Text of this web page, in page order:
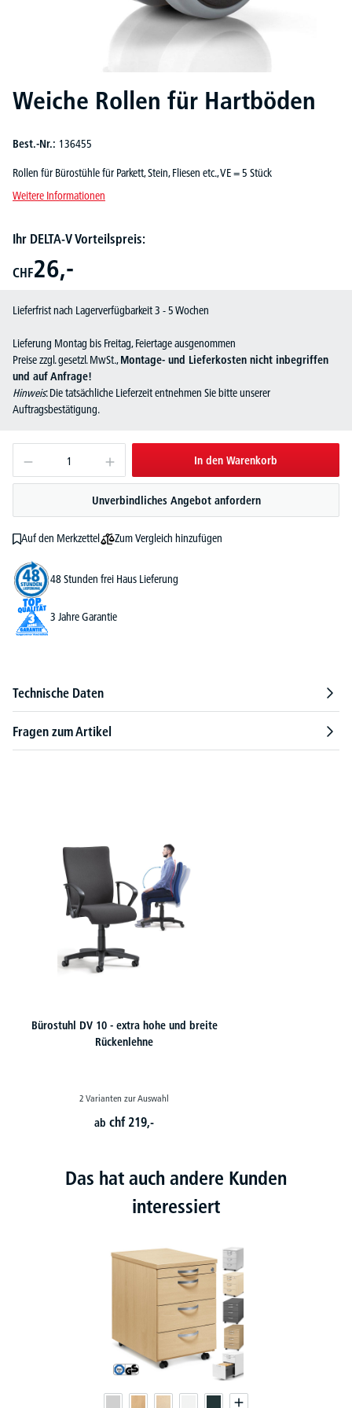
Weiche Rollen für Hartböden
Best.-Nr.: 136455
Rollen für Bürostühle für Parkett, Stein, Fliesen etc., VE = 5 Stück
Weitere Informationen
Ihr DELTA-V Vorteilspreis:
CHF26,-
Lieferfrist nach Lagerverfügbarkeit 3 - 5 Wochen
Lieferung Montag bis Freitag, Feiertage ausgenommen
Preise zzgl. gesetzl. MwSt.,Montage- und Lieferkosten nicht inbegriffen
und auf Anfrage!
Hinweis: Die tatsächliche Lieferzeit entnehmen Sie bitte unserer
Auftragsbestätigung.
In den Warenkorb
Unverbindliches Angebot anfordern
Auf den Merkzettel Zum Vergleich hinzufügen
48 Stunden frei Haus Lieferung
3 Jahre Garantie
Technische Daten
Fragen zum Artikel
Bürostuhl DV 10 - extra hohe und breite
Rückenlehne
2 Varianten zur Auswahl
abchf 219,-
Das hat auch andere Kunden
interessiert